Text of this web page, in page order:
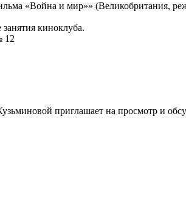
«Война и мир»» (Великобритания,
киноклуба.
12
приглашает на просмотр и